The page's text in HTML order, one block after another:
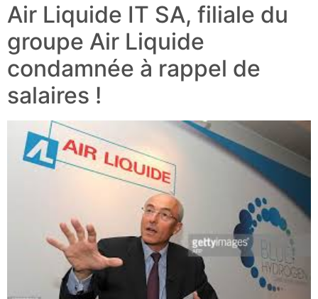
Air Liquide IT SA, filiale du
groupe Air Liquide
condamnée à rappel de
salaires !